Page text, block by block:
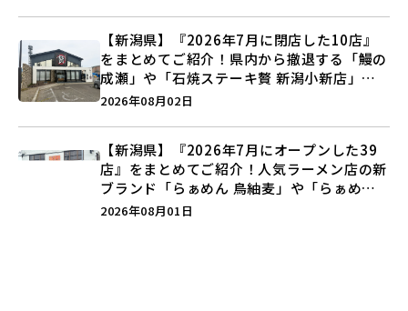
【新潟県】『2026年7月に閉店した10店』
をまとめてご紹介！県内から撤退する「鰻の
成瀬」や「石焼ステーキ贅 新潟小新店」が
営業に幕…。
2026年08月02日
【新潟県】『2026年7月にオープンした39
店』をまとめてご紹介！人気ラーメン店の新
ブランド「らぁめん 鳥紬麦」や「らぁめん
しょうがの空」など盛りだくさん♪
2026年08月01日